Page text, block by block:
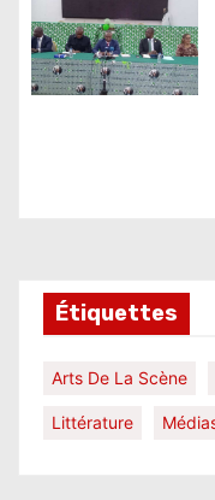
Étiquettes
Arts De La Scène
Littérature